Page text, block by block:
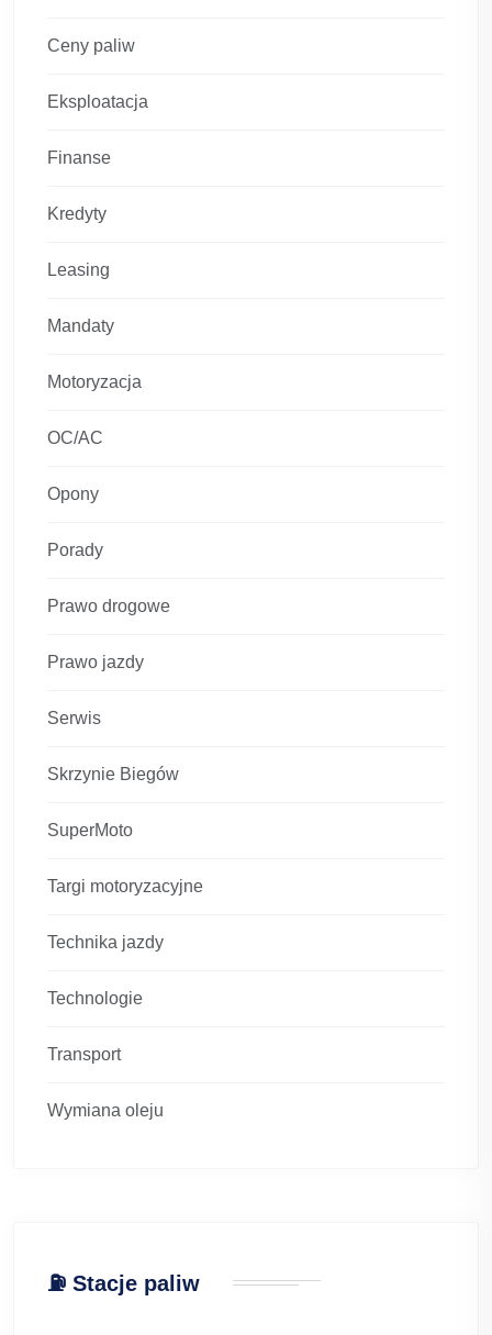
Ceny paliw
Eksploatacja
Finanse
Kredyty
Leasing
Mandaty
Motoryzacja
OC/AC
Opony
Porady
Prawo drogowe
Prawo jazdy
Serwis
Skrzynie Biegów
SuperMoto
Targi motoryzacyjne
Technika jazdy
Technologie
Transport
Wymiana oleju
⛽ Stacje paliw